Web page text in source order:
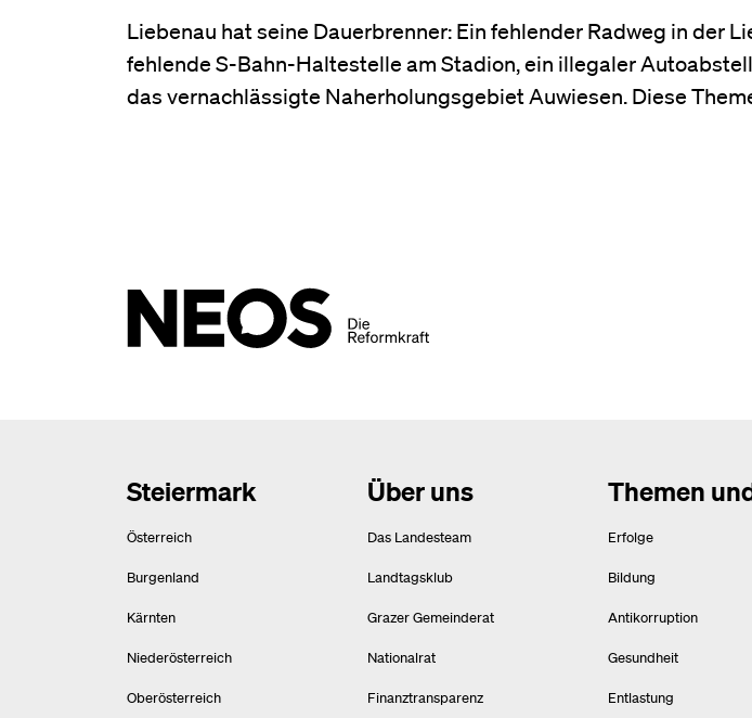
Liebenau hat seine Dauerbrenner: Ein fehlender Radweg in der
fehlende S-Bahn-Haltestelle am Stadion, ein illegaler
das vernachlässigte Naherholungsgebiet Auwiesen. Diese
Steiermark
Österreich
Burgenland
Kärnten
Niederösterreich
Oberösterreich
Über uns
Das Landesteam
Landtagsklub
Grazer Gemeinderat
Nationalrat
Finanztransparenz
Themen
Erfolge
Bildung
Antikorruption
Gesundheit
Entlastung